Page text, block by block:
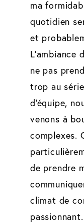
ma
quotidien
et
L'ambiance
ne pas
trop au
d'équipe,
venons à
complexes.
de prendre
climat de
passionnant.